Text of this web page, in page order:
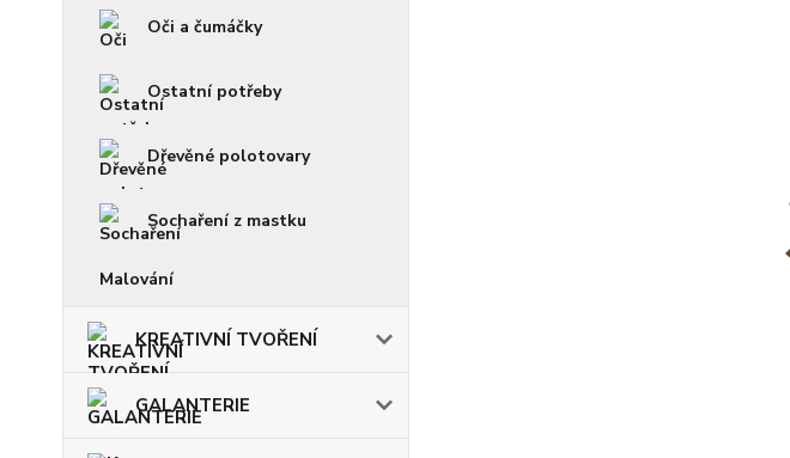
Oči a čumáčky
Ostatní potřeby
Dřevěné polotovary
Sochaření z mastku
Malování
KREATIVNÍ TVOŘENÍ
GALANTERIE